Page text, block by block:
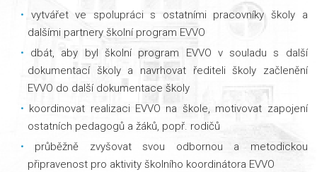
vytvářet ve spolupráci s ostatními pracovníky školy a
dalšími partnery školní program EVVO
dbát, aby byl školní program EVVO v souladu s další
dokumentací školy a navrhovat řediteli školy začlenění
EVVO do další dokumentace školy
koordinovat realizaci EVVO na škole, motivovat zapojení
ostatních pedagogů a žáků, popř. rodičů
průběžně zvyšovat svou odbornou a metodickou
připravenost pro aktivity školního koordinátora EVVO